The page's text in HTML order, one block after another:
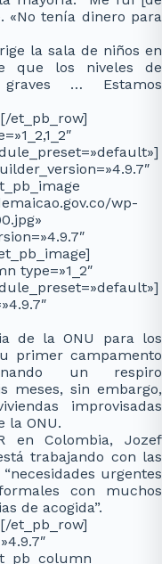
«No tenía dinero para
la sala de niños en
que los niveles de
… Estamos
et_pb_row]
wp-
type=»1_2″
de la ONU para los
primer campamento
un respiro
meses, sin embargo,
improvisadas
la ONU.
en Colombia, Jozef
trabajando con las
urgentes
con muchos
de acogida”.
et_pb_row]